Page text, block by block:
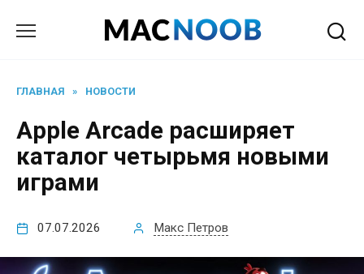
ГЛАВНАЯ » НОВОСТИ
Apple Arcade расширяет
каталог четырьмя новыми
играми
07.07.2026 Макс Петров